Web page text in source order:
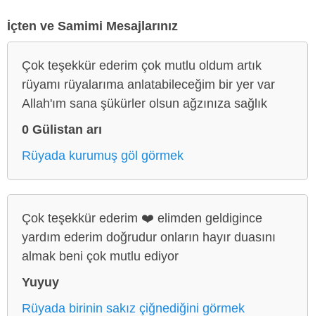
İçten ve Samimi Mesajlarınız
Çok teşekkür ederim çok mutlu oldum artık
rüyamı rüyalarıma anlatabileceğim bir yer var
Allah'ım sana şükürler olsun ağzınıza sağlık
0 Gülistan arı
Rüyada kurumuş göl görmek
Çok teşekkür ederim ❤️ elimden geldigince
yardım ederim doğrudur onların hayır duasını
almak beni çok mutlu ediyor
Yuyuy
Rüyada birinin sakız çiğnediğini görmek